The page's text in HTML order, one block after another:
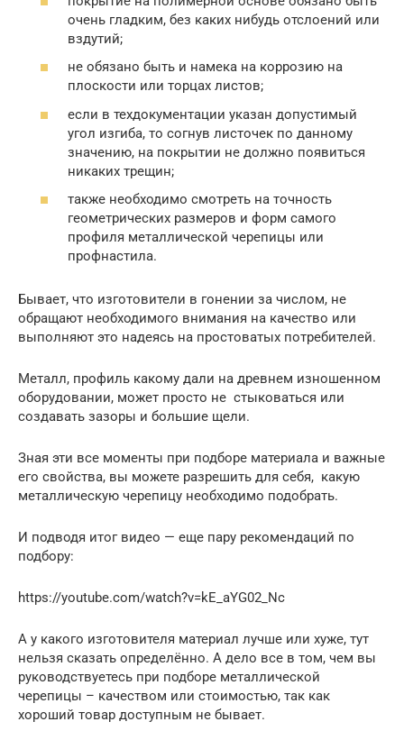
очень гладким, без каких нибудь отслоений или
вздутий;
не обязано быть и намека на коррозию на
плоскости или торцах листов;
если в техдокументации указан допустимый
угол изгиба, то согнув листочек по данному
значению, на покрытии не должно появиться
никаких трещин;
также необходимо смотреть на точность
геометрических размеров и форм самого
профиля металлической черепицы или
профнастила.
Бывает, что изготовители в гонении за числом, не
обращают необходимого внимания на качество или
выполняют это надеясь на простоватых потребителей.
Металл, профиль какому дали на древнем изношенном
оборудовании, может просто не стыковаться или
создавать зазоры и большие щели.
Зная эти все моменты при подборе материала и важные
его свойства, вы можете разрешить для себя, какую
металлическую черепицу необходимо подобрать.
И подводя итог видео — еще пару рекомендаций по
подбору:
https://youtube.com/watch?v=kE_aYG02_Nc
А у какого изготовителя материал лучше или хуже, тут
нельзя сказать определённо. А дело все в том, чем вы
руководствуетесь при подборе металлической
черепицы – качеством или стоимостью, так как
хороший товар доступным не бывает.